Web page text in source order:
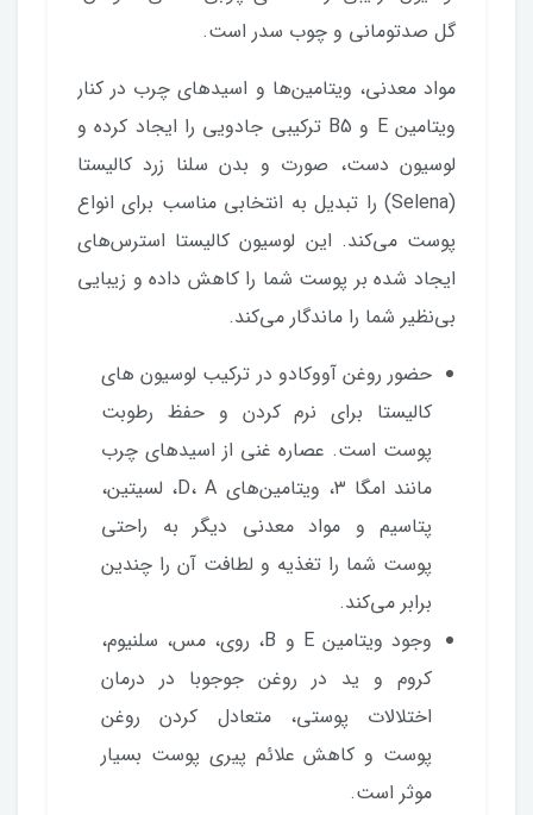
گل صدتومانی و چوب سدر است.
مواد معدنی، ویتامین‌ها و اسیدهای چرب در کنار
ویتامین E و B5 ترکیبی جادویی را ایجاد کرده و
لوسیون دست، صورت و بدن سلنا زرد کالیستا
(Selena) را تبدیل به انتخابی مناسب برای انواع
پوست می‌کند. این لوسیون کالیستا استرس‌های
ایجاد شده بر پوست شما را کاهش داده و زیبایی
بی‌نظیر شما را ماندگار می‌کند.
حضور روغن آووکادو در ترکیب لوسیون‌ های
کالیستا برای نرم کردن و حفظ رطوبت
پوست است. عصاره غنی از اسیدهای چرب
مانند امگا ۳، ویتامین‌های D، A، لسیتین،
پتاسیم و مواد معدنی دیگر به راحتی
پوست شما را تغذیه و لطافت آن را چندین
برابر می‌کند.
وجود ویتامین E و B، روی، مس، سلنیوم،
کروم و ید در روغن جوجوبا در درمان
اختلالات پوستی، متعادل کردن روغن
پوست و کاهش علائم پیری پوست بسیار
موثر است.